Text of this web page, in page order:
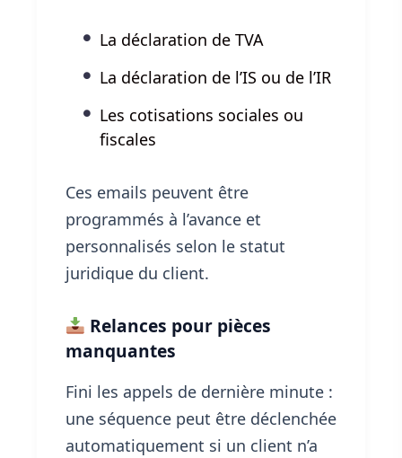
La déclaration de TVA
La déclaration de l’IS ou de l’IR
Les cotisations sociales ou
fiscales
Ces emails peuvent être
programmés à l’avance et
personnalisés selon le statut
juridique du client.
Relances pour pièces
manquantes
Fini les appels de dernière minute :
une séquence peut être déclenchée
automatiquement si un client n’a